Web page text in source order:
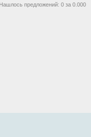
Нашлось предложений: 0 за 0.000